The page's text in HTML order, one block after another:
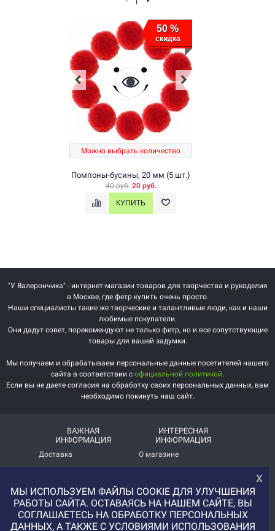
50 %
скидка
Можно выбрать количество
Помпоны-бусины, 20 мм (5 шт.)
40 руб. 20 руб.
"У Валерончика" - интернет-магазин товаров для творчества и рукоделия
в Москве, где фетр купить очень просто.
Наши специалисты такие же творческие и талантливые люди, как и наши
любимые покупатели.
Они дадут совет, порекомендуют не только фетр, но и все сопутствующие
товары для вашей задумки.
Мы получаем и обрабатываем персональные данные посетителей нашего
сайта в соответствии с официальной политикой.
Если вы не даете согласия на обработку своих персональных данных, вам
необходимо покинуть наш сайт.
ВАЖНАЯ
ИНФОРМАЦИЯ
Доставка
Помощь
Политика
конфиденциальности
ИНТЕРЕСНАЯ
ИНФОРМАЦИЯ
О магазине
Отзывы о магазине
Услуга печати на фетре
и вопросы АП
х
МЫ ИСПОЛЬЗУЕМ ФАЙЛЫ COOKIE ДЛЯ УЛУЧШЕНИЯ
РАБОТЫ САЙТА. ОСТАВАЯСЬ НА НАШЕМ САЙТЕ, ВЫ
СОГЛАШАЕТЕСЬ НА ОБРАБОТКУ ПЕРСОНАЛЬНЫХ
ДАННЫХ, А ТАКЖЕ С УСЛОВИЯМИ ИСПОЛЬЗОВАНИЯ